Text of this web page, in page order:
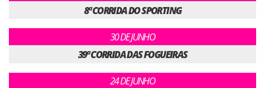
8ª CORRIDA DO SPORTING
30 DE JUNHO
39ª CORRIDA DAS FOGUEIRAS
24 DE JUNHO